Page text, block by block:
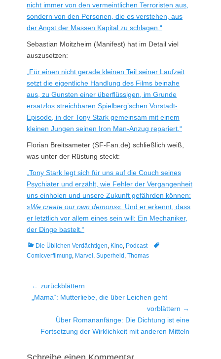
nicht immer von den vermeintlichen Terroristen aus,
sondern von den Personen, die es verstehen, aus
der Angst der Massen Kapital zu schlagen.“
Sebastian Moitzheim (Manifest) hat im Detail viel
auszusetzen:
„Für einen nicht gerade kleinen Teil seiner Laufzeit
setzt die eigentliche Handlung des Films beinahe
aus, zu Gunsten einer überflüssigen, im Grunde
ersatzlos streichbaren Spielberg’schen Vorstadt-
Episode, in der Tony Stark gemeinsam mit einem
kleinen Jungen seinen Iron Man-Anzug repariert.“
Florian Breitsameter (SF-Fan.de) schließlich weiß,
was unter der Rüstung steckt:
„Tony Stark legt sich für uns auf die Couch seines
Psychiater und erzählt, wie Fehler der Vergangenheit
uns einholen und unsere Zukunft gefährden können:
»We create our own demons«. Und er erkennt, dass
er letztlich vor allem eines sein will: Ein Mechaniker,
der Dinge bastelt.“
Kategorien
Die Üblichen Verdächtigen, Kino, Podcast
Tags
Comicverfilmung, Marvel , Superheld , Thomas
Beitragsnavigation
← zurückblättern
Vorheriger
„Mama“: Mutterliebe, die über Leichen geht
vorblättern →
Nächster
Beitrag:
Über Romananfänge: Die Dichtung ist eine
Fortsetzung der Wirklichkeit mit anderen Mitteln